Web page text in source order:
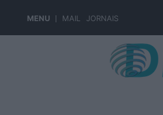
MENU MAIL JORNAIS